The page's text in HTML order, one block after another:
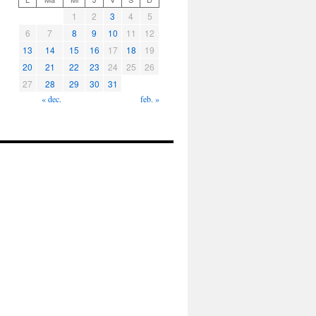
1 2 3 4
5
6
7 8 9 10 11
12
13
14 15 16 17 18
19
20
21 22 23 24 25
26
27
28 29 30 31
« dec. feb. »